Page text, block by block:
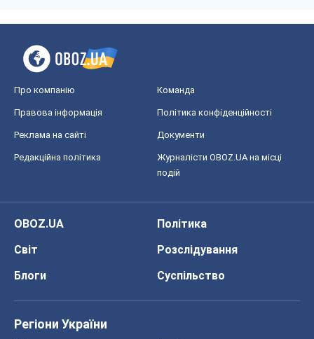
Про компанію Команда
Правова інформація Політика конфіденційності
Реклама на сайті Документи
Редакційна політика
Журналісти OBOZ.UA на місці
подій
OBOZ.UA
Політика
Світ
Розслідування
Блоги
Суспільство
Регіони України